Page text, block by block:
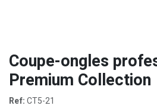
Coupe-ongles
Premium Collection
Ref:CT5-21